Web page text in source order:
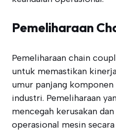
Pemeliharaan
Pemeliharaan chain
untuk memastikan
umur panjang
industri. Pemeliharaan
mencegah kerusakan
operasional mesin